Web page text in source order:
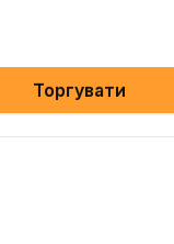
Торгувати